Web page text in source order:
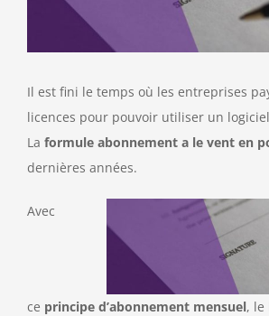
Il est fini le temps où les entreprises
licences pour pouvoir utiliser un
La formule abonnement a le vent en
dernières années.
Avec
ce principe d’abonnement mensuel, le